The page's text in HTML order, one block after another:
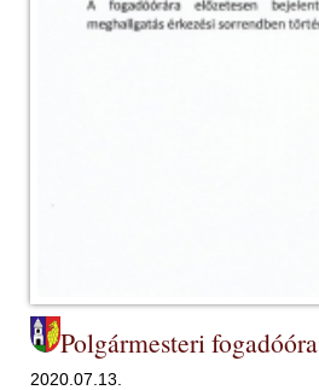
Polgármesteri fogadóóra
2020.07.13.